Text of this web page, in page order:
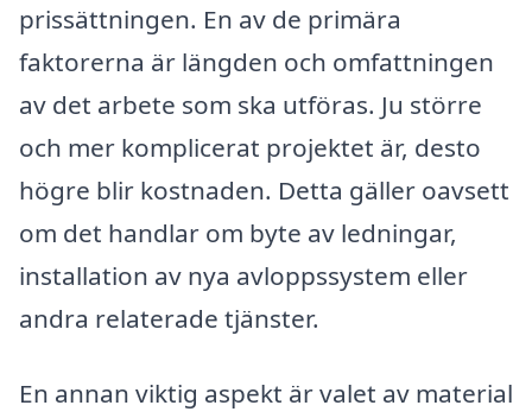
prissättningen. En av de primära
faktorerna är längden och omfattningen
av det arbete som ska utföras. Ju större
och mer komplicerat projektet är, desto
högre blir kostnaden. Detta gäller oavsett
om det handlar om byte av ledningar,
installation av nya avloppssystem eller
andra relaterade tjänster.
En annan viktig aspekt är valet av material